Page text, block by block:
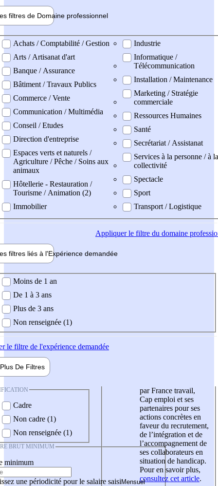
filtres de Domaine professionnel
professionel
Achats / Comptabilité / Gestion
Arts / Artisanat d'art
Banque / Assurance
Bâtiment / Travaux Publics
Commerce / Vente
Communication / Multimédia
Conseil / Etudes
Direction d'entreprise
Espaces verts et naturels /
Agriculture / Pêche / Soins aux
animaux
Hôtellerie - Restauration /
Tourisme / Animation (2)
Immobilier
Industrie
Informatique /
Télécommunication
Installation / Maintenance
Marketing / Stratégie
commerciale
Ressources Humaines
Santé
Secrétariat / Assistanat
Services à la personne / à la
collectivité
Spectacle
Sport
Transport / Logistique
Appliquerle filtre du domaine
filtres liés à l'Expérience demandée
demandée
Moins de 1 an
De 1 à 3 ans
Plus de 3 ans
Non renseignée (1)
le filtre de l'expérience demandée
Plus De Filtres
Cadre
Non cadre (1)
Non renseignée (1)
BRUT MINIMUM
minimum
une périodicité pour le salaire saisi
par France travail,
Cap emploi et ses
partenaires pour ses
actions concrètes en
faveur du recrutement,
de l’intégration et de
l’accompagnement de
ses collaborateurs en
situation de handicap.
Pour en savoir plus,
consultez cet article.